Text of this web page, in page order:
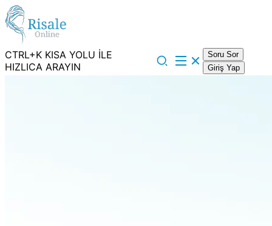
CTRL+K KISA YOLU İLE
HIZLICA ARAYIN
Soru Sor
Giriş Yap